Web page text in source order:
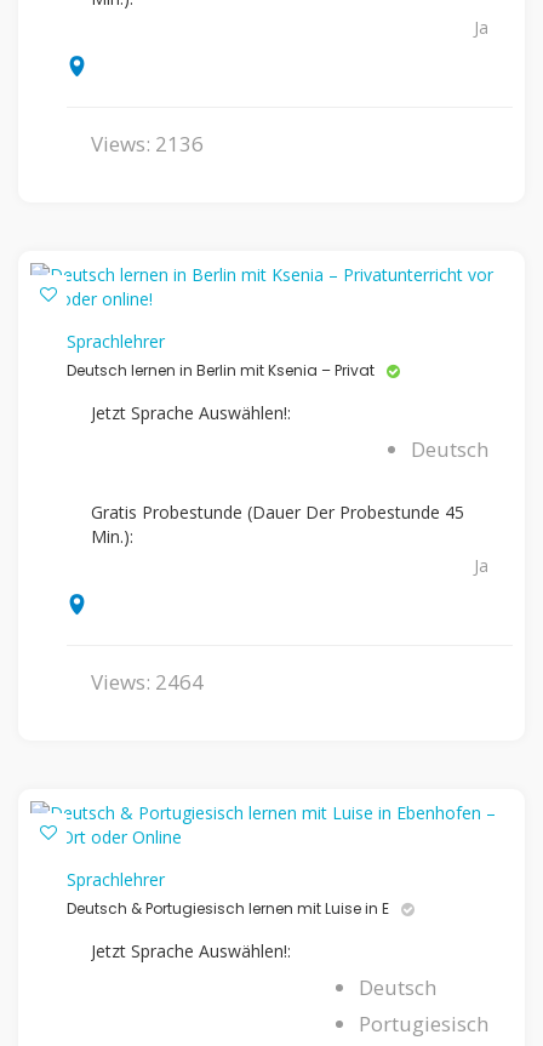
Ja
Views: 2136
Sprachlehrer
Deutsch lernen in Berlin mit Ksenia – Privat
Jetzt Sprache Auswählen!:
Deutsch
Gratis Probestunde (Dauer Der Probestunde 45
Min.):
Ja
Views: 2464
Sprachlehrer
Deutsch & Portugiesisch lernen mit Luise in E
Jetzt Sprache Auswählen!:
Deutsch
Portugiesisch